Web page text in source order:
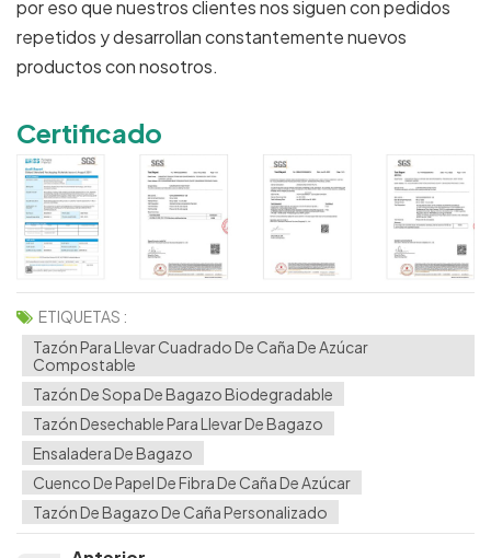
por eso que nuestros clientes nos siguen con pedidos
repetidos y desarrollan constantemente nuevos
productos con nosotros.
Certificado
ETIQUETAS :
Tazón Para Llevar Cuadrado De Caña De Azúcar
Compostable
Tazón De Sopa De Bagazo Biodegradable
Tazón Desechable Para Llevar De Bagazo
Ensaladera De Bagazo
Cuenco De Papel De Fibra De Caña De Azúcar
Tazón De Bagazo De Caña Personalizado